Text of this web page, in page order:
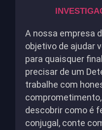
A nossa empresa
objetivo de ajudar
para quaisquer
precisar de um
trabalhe com
descobrir como é
conjugal, conte